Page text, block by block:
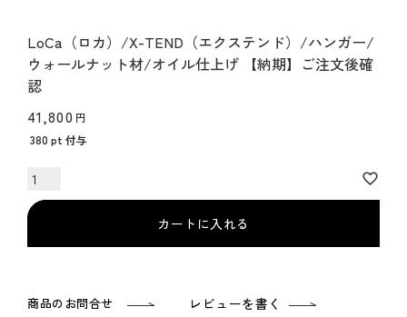
LoCa（ロカ）/X-TEND（エクステンド）/ハンガー/
ウォールナット材/オイル仕上げ 【納期】ご注文後確
認
41,800
380 pt 付与
カートに入れる
商品のお問合せ レビューを書く